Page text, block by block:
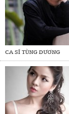
CA SĨ TÙNG DƯƠNG